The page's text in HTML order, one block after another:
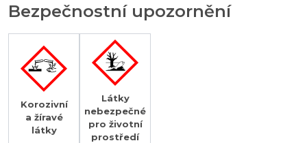
Bezpečnostní upozornění
Korozivní
a žíravé
látky
Látky
nebezpečné
pro životní
prostředí